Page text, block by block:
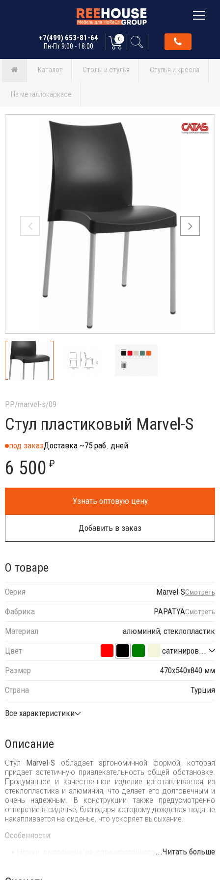
+7(499) 653-81-64
Пн-Пт 9:00 - 18:00
0
Каталог Столы и стулья Стулья и кресла
На металлокаркасе
PP/marvel-s/09
Стул пластиковый Marvel-S
под заказДоставка ~75 раб. дней
6 500 ₽
Узнать оптовую цену
Добавить в заказ
О товаре
Серия Marvel-SСмотреть
Фабрика PAPATYAСмотреть
Материал
алюминий, стеклопластик
Цвет
сатиниров...
Размер
470х540х840 мм
Страна
Турция
Все характеристики
Описание
Стул Marvel-S обладает эргономичной формой, которая
придает эстетичную привлекательность общей обстановке.
Продуманное и качественное изделие изготавливается из
стеклопластика и алюминия, что делает его долговечным и
очень надежным. В конструкции также предусмотренно
отверстие в сиденье, благодаря которому дождевая вода не
накапливается на сиденье, что ускоряет высыхание.
Особенности:
Ножки выполнены из сатинированного анодированного
...Читать больше